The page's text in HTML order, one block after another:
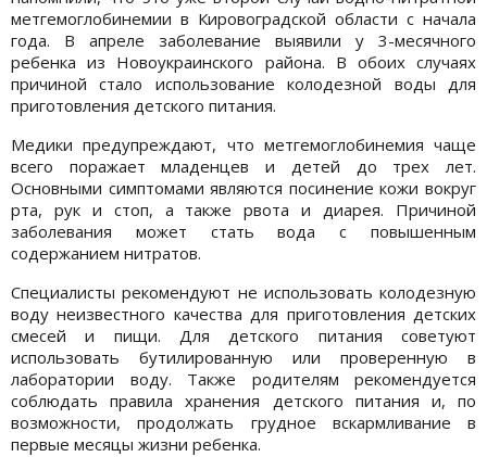
метгемоглобинемии в Кировоградской области с начала
года. В апреле заболевание выявили у 3-месячного
ребенка из Новоукраинского района. В обоих случаях
причиной стало использование колодезной воды для
приготовления детского питания.
Медики предупреждают, что метгемоглобинемия чаще
всего поражает младенцев и детей до трех лет.
Основными симптомами являются посинение кожи вокруг
рта, рук и стоп, а также рвота и диарея. Причиной
заболевания может стать вода с повышенным
содержанием нитратов.
Специалисты рекомендуют не использовать колодезную
воду неизвестного качества для приготовления детских
смесей и пищи. Для детского питания советуют
использовать бутилированную или проверенную в
лаборатории воду. Также родителям рекомендуется
соблюдать правила хранения детского питания и, по
возможности, продолжать грудное вскармливание в
первые месяцы жизни ребенка.